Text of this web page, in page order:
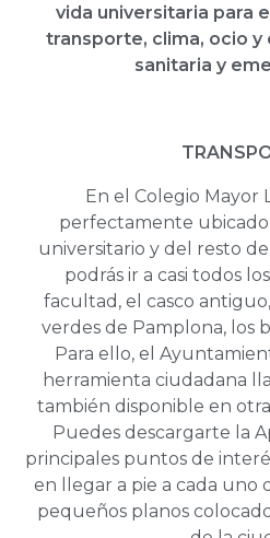
vida universitaria para
transporte, clima, ocio y
sanitaria y
En el Colegio Mayor
perfectamente
universitario y del resto
podrás ir a casi todos
facultad, el casco
verdes de Pamplona, los
Para ello, el
herramienta ciudadana
también disponible en
Puedes descargarte la
principales puntos de
en llegar a pie a cada uno
pequeños planos